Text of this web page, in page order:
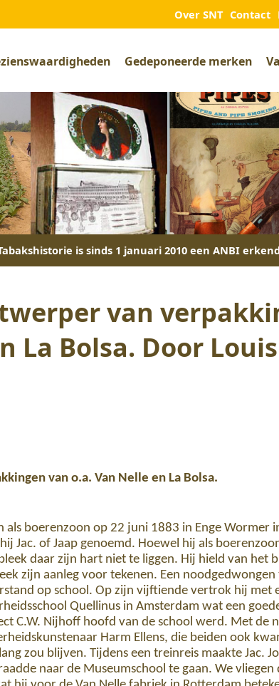
Over SNT Contact
Gedeponeerde merken
is sinds 1 januari 2010 een ANBI
van
La Bolsa. Door
van o.a. Van Nelle en La Bolsa.
als boerenzoon op 22 juni 1883 in Enge Wormer
Jac. of Jaap genoemd. Hoewel hij als
daar zijn hart niet te liggen. Hij hield van het
zijn aanleg voor tekenen. Een
op school. Op zijn vijftiende vertrok hij met
Quellinus in Amsterdam wat een
C.W. Nijhoff hoofd van de school werd. Met de
Harm Ellens, die beiden ook
zou blijven. Tijdens een treinreis maakte Jac.
naar de Museumschool te gaan. We